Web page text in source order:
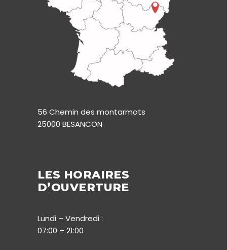
56 Chemin des montarmots
25000 BESANCON
LES HORAIRES
D’OUVERTURE
Lundi – Vendredi :
07:00 – 21:00